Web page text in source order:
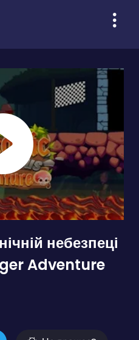
небезпеці
Adventure